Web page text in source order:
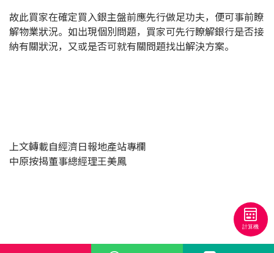
樓按專欄
按揭百科
免費裝修轉介服務
故此買家在確定買入銀主盤前應先行做足功夫，便可事前瞭
解物業狀況。如出現個別問題，買家可先行瞭解銀行是否接
納有關狀況，又或是否可就有關問題找出解決方案。
上文轉載自經濟日報地產站專欄
中原按揭董事總經理王美鳳